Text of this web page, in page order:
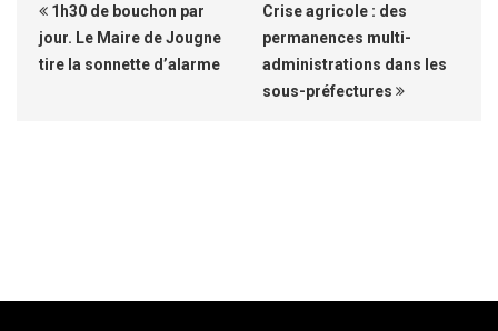
1h30 de bouchon par
jour. Le Maire de Jougne
tire la sonnette d’alarme
Crise agricole : des
permanences multi-
administrations dans les
sous-préfectures